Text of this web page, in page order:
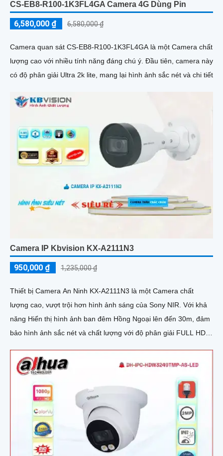
CS-EB8-R100-1K3FL4GA Camera 4G Dùng Pin
6,580,000 ₫ 6,580,000 ₫
Camera quan sát CS-EB8-R100-1K3FL4GA là một Camera chất
lượng cao với nhiều tính năng đáng chú ý. Đầu tiên, camera này
có độ phân giải Ultra 2k lite, mang lại hình ảnh sắc nét và chi tiết
Camera IP Kbvision KX-A2111N3
950,000 ₫ 1,235,000 ₫
Thiết bị Camera An Ninh KX-A2111N3 là một Camera chất
lượng cao, vượt trội hơn hình ảnh sáng của Sony NIR. Với khả
năng Hiển thị hình ảnh ban đêm Hồng Ngoại lên đến 30m, đảm
bảo hình ảnh sắc nét và chất lượng với độ phân giải FULL HD